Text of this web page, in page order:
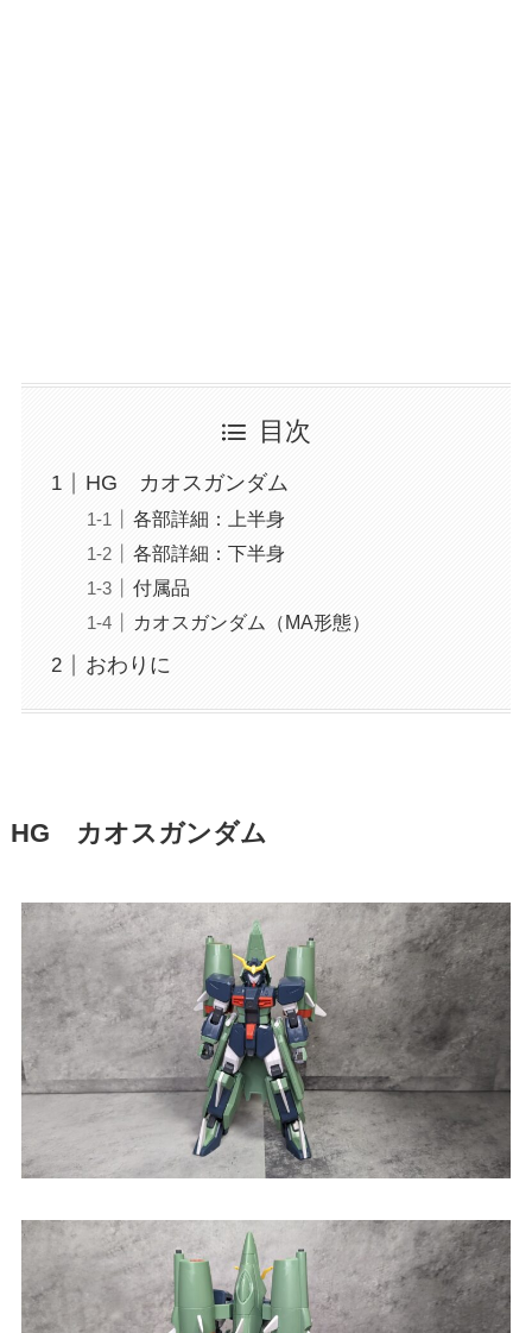
目次
HG カオスガンダム
各部詳細：上半身
各部詳細：下半身
付属品
カオスガンダム（MA形態）
おわりに
HG カオスガンダム